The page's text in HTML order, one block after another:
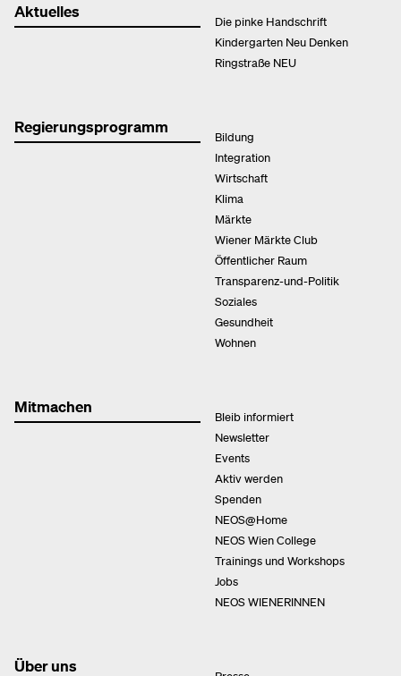
Aktuelles
Die pinke Handschrift
Kindergarten Neu Denken
Ringstraße NEU
Regierungsprogramm
Bildung
Integration
Wirtschaft
Klima
Märkte
Wiener Märkte Club
Öffentlicher Raum
Transparenz-und-Politik
Soziales
Gesundheit
Wohnen
Mitmachen
Bleib informiert
Newsletter
Events
Aktiv werden
Spenden
NEOS@Home
NEOS Wien College
Trainings und Workshops
Jobs
NEOS WIENERINNEN
Über uns